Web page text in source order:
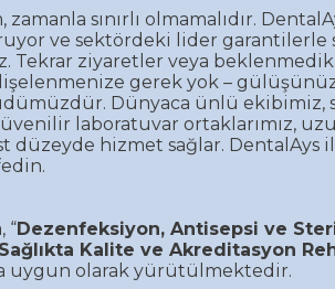
zamanla sınırlı olmamalıdır.
ve sektördeki lider garantilerle
Tekrar ziyaretler veya
gerek yok –
Dünyaca ünlü ekibimiz,
laboratuvar ortaklarımız,
düzeyde hizmet sağlar. DentalAys
“Dezenfeksiyon, Antisepsi ve
Sağlıkta Kalite ve Akreditasyon
uygun olarak yürütülmektedir.